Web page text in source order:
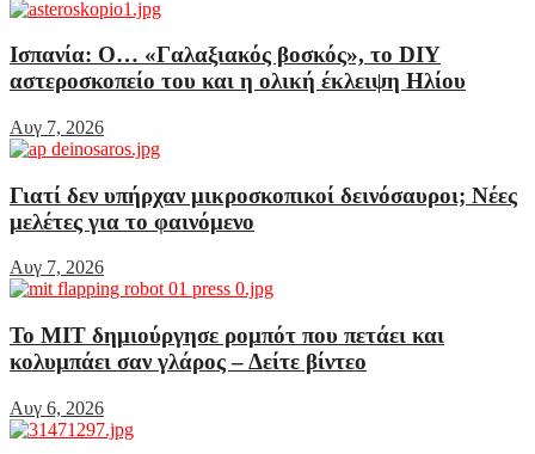
Ισπανία: Ο… «Γαλαξιακός βοσκός», το DIY
αστεροσκοπείο του και η ολική έκλειψη Ηλίου
Αυγ 7, 2026
Γιατί δεν υπήρχαν μικροσκοπικοί δεινόσαυροι; Νέες
μελέτες για το φαινόμενο
Αυγ 7, 2026
Το MIT δημιούργησε ρομπότ που πετάει και
κολυμπάει σαν γλάρος – Δείτε βίντεο
Αυγ 6, 2026